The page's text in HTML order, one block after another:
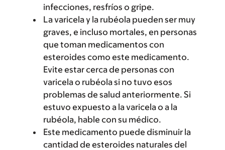
infecciones, resfríos o gripe.
La varicela y la rubéola pueden ser muy
graves, e incluso mortales, en personas
que toman medicamentos con
esteroides como este medicamento.
Evite estar cerca de personas con
varicela o rubéola si no tuvo esos
problemas de salud anteriormente. Si
estuvo expuesto a la varicela o a la
rubéola, hable con su médico.
Este medicamento puede disminuir la
cantidad de esteroides naturales del